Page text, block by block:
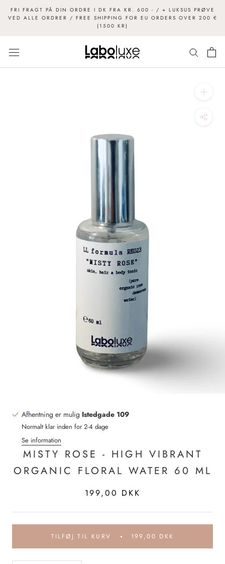
FRI FRAGT PÅ DIN ORDRE I DK FRA KR. 600 - / + LUKSUS PRØVE
VED ALLE ORDRER / FREE SHIPPING FOR EU ORDERS OVER 200 €
(1500 KR)
Afhentning er mulig Istedgade 109
Normalt klar inden for 2-4 dage
Se information
MISTY ROSE - HIGH VIBRANT
ORGANIC FLORAL WATER 60 ML
199,00 DKK
TILFØJ TIL KURV 199,00 DKK